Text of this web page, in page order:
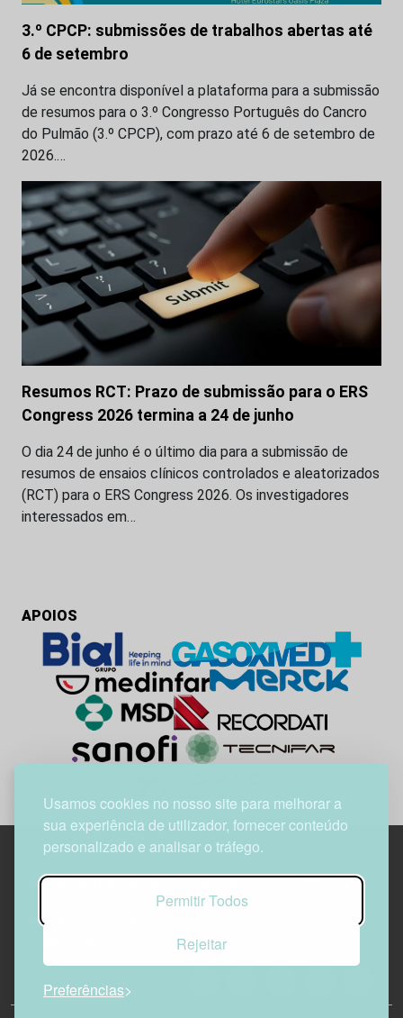
Usamos cookies no nosso site para melhorar a
sua experiência de utilizador, fornecer conteúdo
personalizado e analisar o tráfego.
Permitir Todos
Rejeitar
Preferências
3.º CPCP: submissões de trabalhos abertas até
6 de setembro
Já se encontra disponível a plataforma para a submissão
de resumos para o 3.º Congresso Português do Cancro
do Pulmão (3.º CPCP), com prazo até 6 de setembro de
2026.…
Resumos RCT: Prazo de submissão para o ERS
Congress 2026 termina a 24 de junho
O dia 24 de junho é o último dia para a submissão de
resumos de ensaios clínicos controlados e aleatorizados
(RCT) para o ERS Congress 2026. Os investigadores
interessados em…
APOIOS
Edif. Lisboa Oriente | Av. Infante D. Henrique, n.º 333H, esc.
1800-282 Lisboa | Portugal